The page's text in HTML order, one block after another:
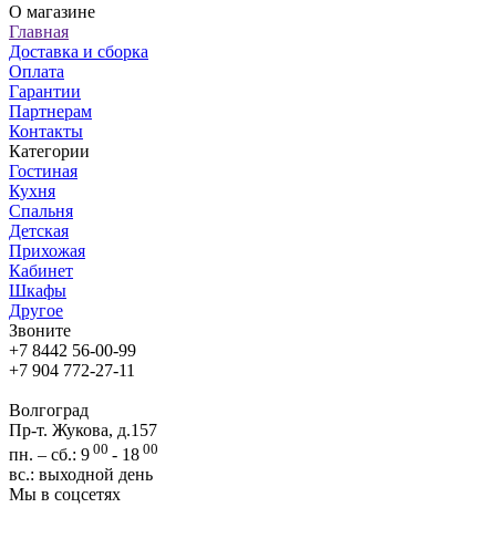
О магазине
Главная
Доставка и сборка
Оплата
Гарантии
Партнерам
Контакты
Категории
Гостиная
Кухня
Спальня
Детская
Прихожая
Кабинет
Шкафы
Другое
Звоните
+7 8442 56-00-99
+7 904 772-27-11
Волгоград
Пр-т. Жукова, д.157
пн. – сб.: 9 00 - 18 00
вс.: выходной день
Мы в соцсетях